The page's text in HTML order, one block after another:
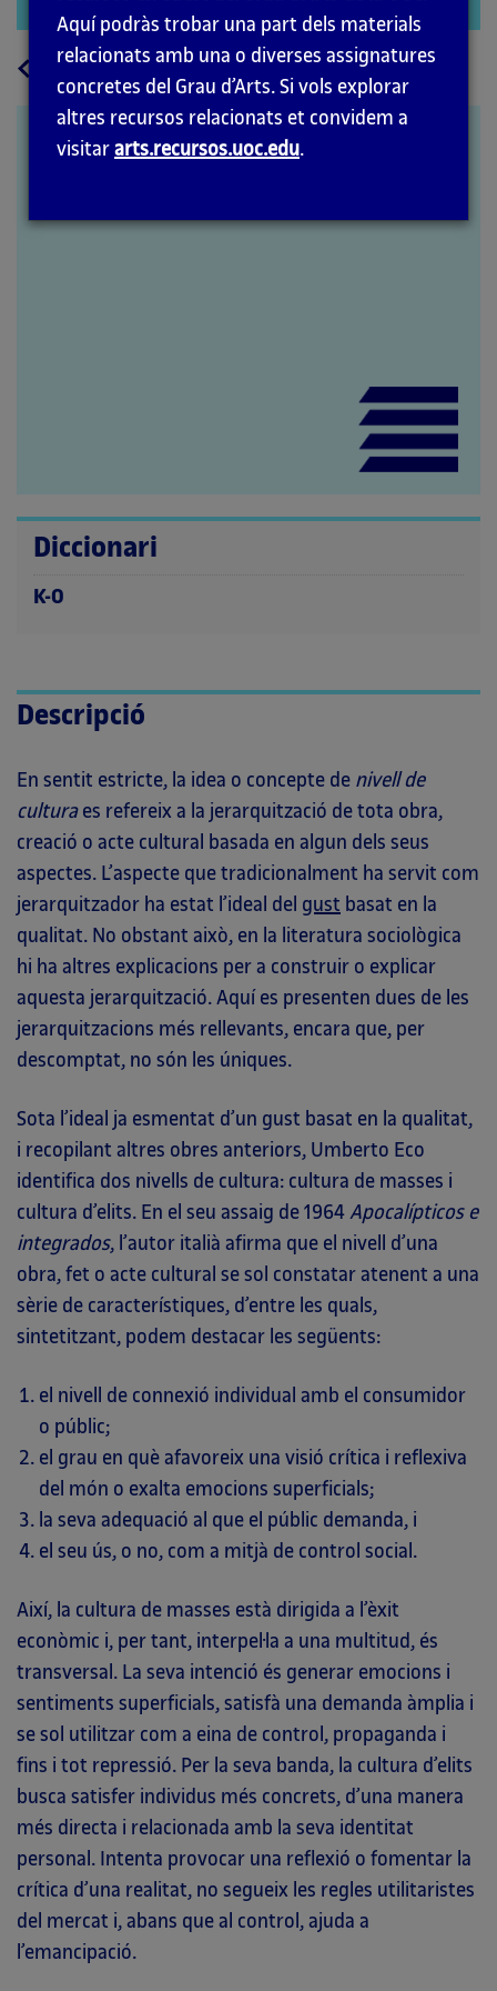
Tornara
la
pàgina
principal
Nivells de cultura
Diccionari
K-O
Descripció
En sentit estricte, la idea o concepte de nivell de
culturaes refereix a la jerarquització de tota obra,
creació o acte cultural basada en algun dels seus
aspectes. L’aspecte que tradicionalment ha servit com
jerarquitzador ha estat l’ideal del gust basat en la
qualitat. No obstant això, en la literatura sociològica
hi ha altres explicacions per a construir o explicar
aquesta jerarquització. Aquí es presenten dues de les
jerarquitzacions més rellevants, encara que, per
descomptat, no són les úniques.
Sota l’ideal ja esmentat d’un gust basat en la qualitat,
i recopilant altres obres anteriors, Umberto Eco
identifica dos nivells de cultura: cultura de masses i
cultura d’elits. En el seu assaig de 1964 Apocalípticos e
integrados, l’autor italià afirma que el nivell d’una
obra, fet o acte cultural se sol constatar atenent a una
sèrie de característiques, d’entre les quals,
sintetitzant, podem destacar les següents:
el nivell de connexió individual amb el consumidor
o públic;
el grau en què afavoreix una visió crítica i reflexiva
del món o exalta emocions superficials;
la seva adequació al que el públic demanda, i
el seu ús, o no, com a mitjà de control social.
Així, la cultura de masses està dirigida a l’èxit
econòmic i, per tant, interpel·la a una multitud, és
transversal. La seva intenció és generar emocions i
sentiments superficials, satisfà una demanda àmplia i
se sol utilitzar com a eina de control, propaganda i
fins i tot repressió. Per la seva banda, la cultura d’elits
busca satisfer individus més concrets, d’una manera
més directa i relacionada amb la seva identitat
personal. Intenta provocar una reflexió o fomentar la
crítica d’una realitat, no segueix les regles utilitaristes
del mercat i, abans que al control, ajuda a
l’emancipació.
Aquí podràs trobar una part dels materials
relacionats amb una o diverses assignatures
concretes del Grau d’Arts. Si vols explorar
altres recursos relacionats et convidem a
visitar arts.recursos.uoc.edu.